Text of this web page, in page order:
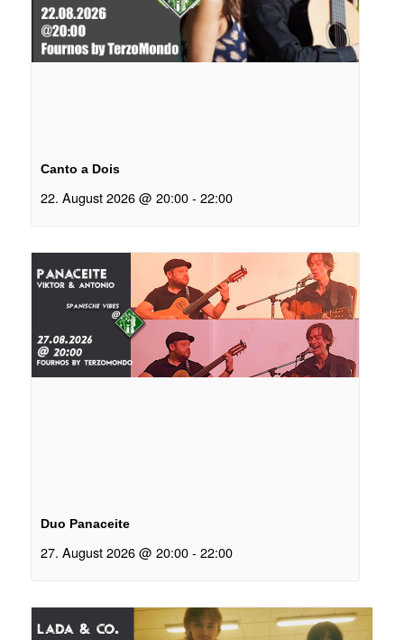
Canto a Dois
22. August 2026 @ 20:00 - 22:00
Duo Panaceite
27. August 2026 @ 20:00 - 22:00